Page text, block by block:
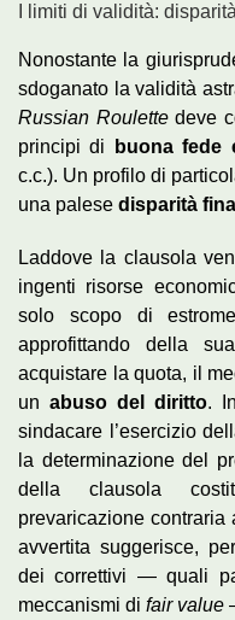
I limiti di validità:
Nonostante la
sdoganato la validità
Russian Roulettedeve
principi di
buona fede
c.c.). Un profilo di
una palese disparità
Laddove la clausola
ingenti risorse
solo scopo di
approfittando della
acquistare la quota, il
unabuso del diritto.
sindacare l’esercizio
la determinazione del
della clausola
prevaricazione
avvertita suggerisce,
dei correttivi — quali
meccanismi di fair value